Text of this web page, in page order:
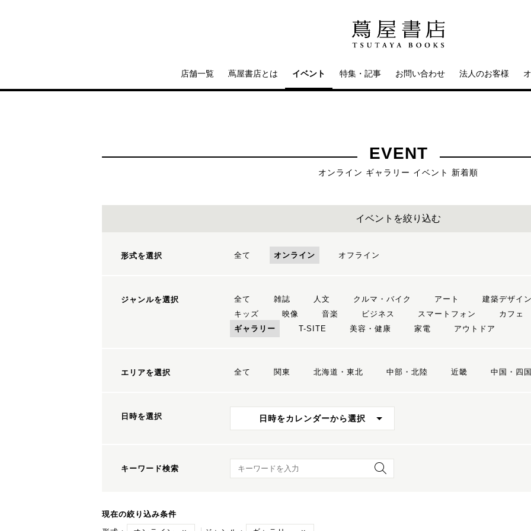
店舗一覧 蔦屋書店とは イベント 特集・記事 お問い合わせ 法人のお客様
EVENT
オンライン ギャラリー イベント 新着順
イベントを絞り込む
形式を選択 全て オンライン オフライン
ジャンルを選択 全て 雑誌 人文 クルマ・バイク アート 建築デザイン
キッズ
映像 音楽 ビジネス スマートフォン カフェ
ギャラリー
T-SITE 美容・健康 家電 アウトドア
エリアを選択 全て 関東 北海道・東北 中部・北陸 近畿 中国・四国
日時を選択 日時をカレンダーから選択
キーワード検索 キーワード検索
現在の絞り込み条件